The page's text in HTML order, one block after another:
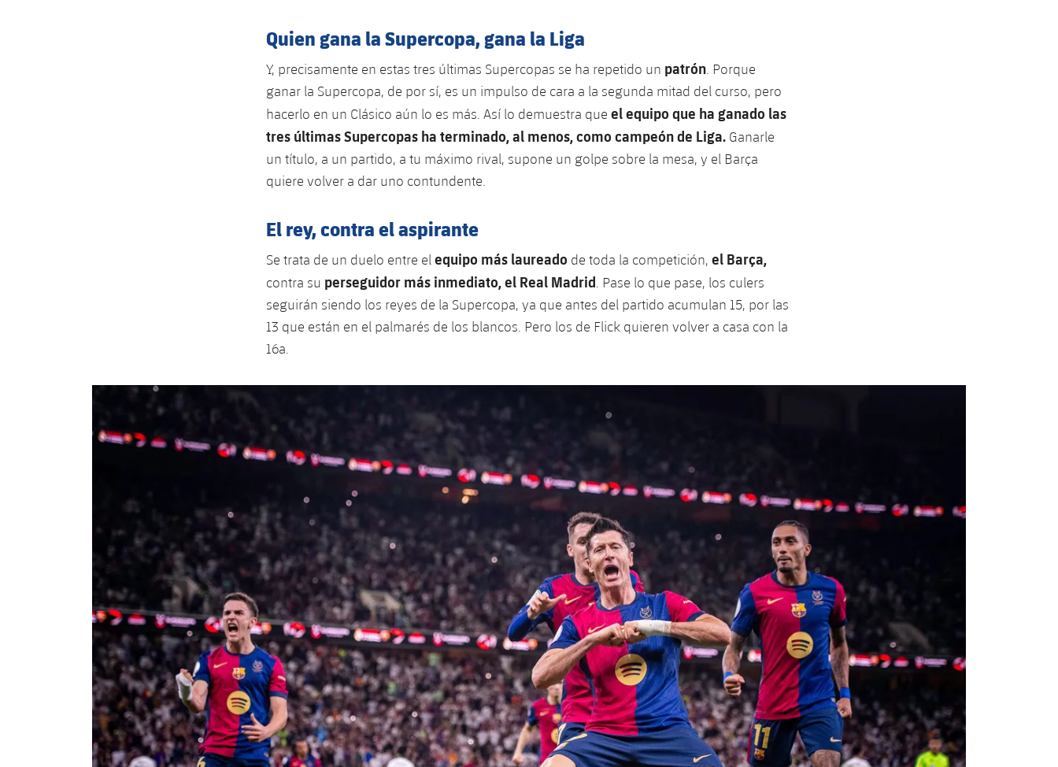
Quien gana la Supercopa, gana la Liga
Y, precisamente en estas tres últimas Supercopas se ha repetido un patrón. Porque
ganar la Supercopa, de por sí, es un impulso de cara a la segunda mitad del curso, pero
hacerlo en un Clásico aún lo es más. Así lo demuestra que el equipo que ha ganado las
tres últimas Supercopas ha terminado, al menos, como campeón de Liga. Ganarle
un título, a un partido, a tu máximo rival, supone un golpe sobre la mesa, y el Barça
quiere volver a dar uno contundente.
El rey, contra el aspirante
Se trata de un duelo entre elequipo más laureado de toda la competición, el Barça,
contra su perseguidor más inmediato, el Real Madrid. Pase lo que pase, los culers
seguirán siendo los reyes de la Supercopa, ya que antes del partido acumulan 15, por las
13 que están en el palmarés de los blancos. Pero los de Flick quieren volver a casa con la
16a.